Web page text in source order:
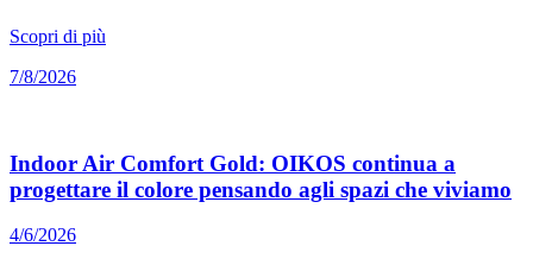
Scopri di più
7/8/2026
Indoor Air Comfort Gold: OIKOS continua a
progettare il colore pensando agli spazi che viviamo
4/6/2026